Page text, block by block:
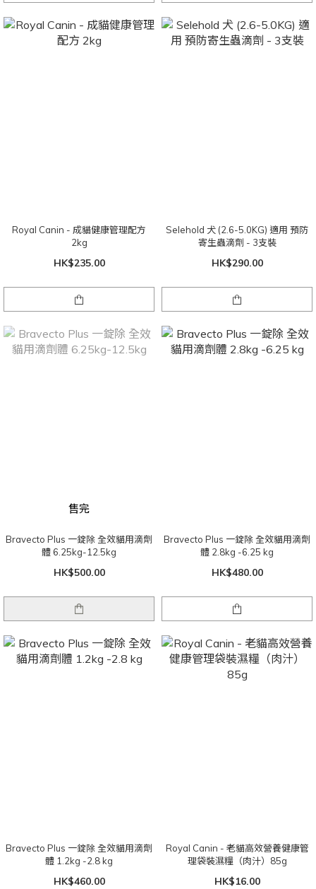
Royal Canin - 成貓健康管理配方
2kg
HK$235.00
Selehold 犬 (2.6-5.0KG) 適用 預防
寄生蟲滴劑 - 3支裝
HK$290.00
售完
Bravecto Plus 一錠除 全效貓用滴劑
體 6.25kg-12.5kg
HK$500.00
Bravecto Plus 一錠除 全效貓用滴劑
體 2.8kg -6.25 kg
HK$480.00
Bravecto Plus 一錠除 全效貓用滴劑
體 1.2kg -2.8 kg
HK$460.00
Royal Canin - 老貓高效營養健康管
理袋裝濕糧（肉汁）85g
HK$16.00